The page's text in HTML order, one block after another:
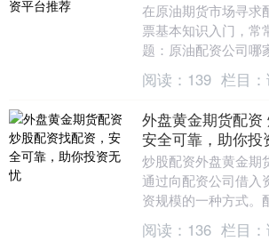
在原油期货市场寻求
票基本知识入门，常
题：原油配资公司哪
波动加剧，越来越多
资放大资金杠杆，但
阅读： 139 栏目：
外盘黄金期货配资
安全可靠，助你投
炒股配资外盘黄金期
通过向配资公司借入
资规模的一种方式。
但同时也增加了风险
全可靠的配资公司....
阅读： 136 栏目：